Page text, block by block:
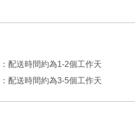
した期日と、AFTEEで延長できる日数をも
に受け取れない場合があります（例：予
限内にお支払いください。
以上で送料無料
配送時間約為1-2個工作天
配送時間約為3-5個工作天